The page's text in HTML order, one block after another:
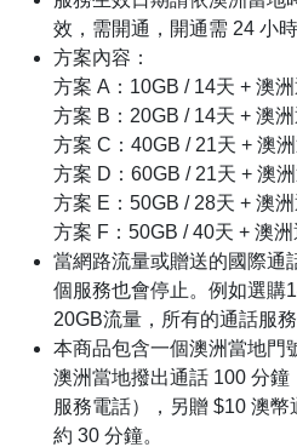
效，需開通，開通需 24 小
方案內容：
方案 A：10GB / 14天 + 澳
方案 B：20GB / 14天 + 澳
方案 C：40GB / 21天 + 澳
方案 D：60GB / 21天 + 澳
方案 E：50GB / 28天 + 澳
方案 F：50GB / 40天 + 澳
當網路流量或贈送的國際通
個服務也會停止。例如選購
20GB流量，所有的通話服
本商品包含一個澳洲當地門
澳洲當地撥出通話 100 分
服務電話），另贈 $10 澳
約 30 分鐘。